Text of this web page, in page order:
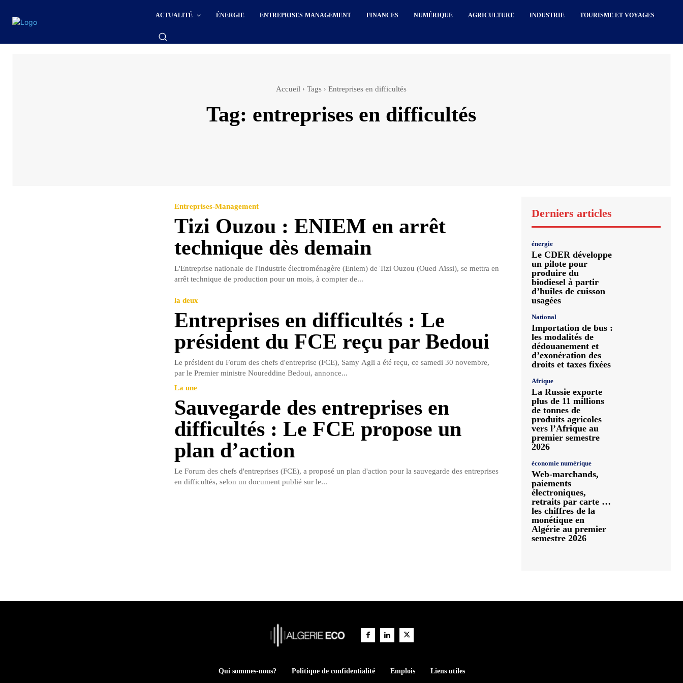
ACTUALITÉ ÉNERGIE ENTREPRISES-MANAGEMENT FINANCES NUMÉRIQUE AGRICULTURE INDUSTRIE TOURISME ET VOYAGES
Accueil Tags Entreprises en difficultés
Tag: entreprises en difficultés
Entreprises-Management
Tizi Ouzou : ENIEM en arrêt
technique dès demain
L'Entreprise nationale de l'industrie électroménagère (Eniem) de Tizi Ouzou (Oued Aïssi), se mettra en
arrêt technique de production pour un mois, à compter de...
la deux
Entreprises en difficultés : Le
président du FCE reçu par Bedoui
Le président du Forum des chefs d'entreprise (FCE), Samy Agli a été reçu, ce samedi 30 novembre,
par le Premier ministre Noureddine Bedoui, annonce...
La une
Sauvegarde des entreprises en
difficultés : Le FCE propose un
plan d’action
Le Forum des chefs d'entreprises (FCE), a proposé un plan d'action pour la sauvegarde des entreprises
en difficultés, selon un document publié sur le...
Derniers articles
énergie
Le CDER développe
un pilote pour
produire du
biodiesel à partir
d’huiles de cuisson
usagées
National
Importation de bus :
les modalités de
dédouanement et
d’exonération des
droits et taxes fixées
Afrique
La Russie exporte
plus de 11 millions
de tonnes de
produits agricoles
vers l’Afrique au
premier semestre
2026
économie numérique
Web-marchands,
paiements
électroniques,
retraits par carte …
les chiffres de la
monétique en
Algérie au premier
semestre 2026
Qui sommes-nous? Politique de confidentialité Emplois Liens utiles